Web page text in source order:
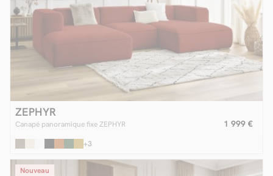
ZEPHYR
Canapé panoramique fixe ZEPHYR 1 999 €
+3
Nouveau